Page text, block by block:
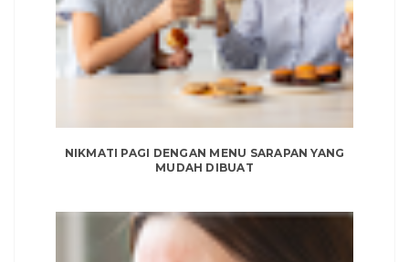
NIKMATI PAGI DENGAN MENU SARAPAN YANG
MUDAH DIBUAT